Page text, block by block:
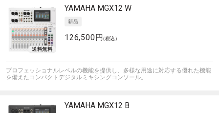
YAMAHA MGX12 W
126,500円(税込)
プロフェッショナルレベルの機能を提供し、多様な用途に対応する優れた機能
を備えたコンパクトデジタルミキシングコンソール。
YAMAHA MGX12 B